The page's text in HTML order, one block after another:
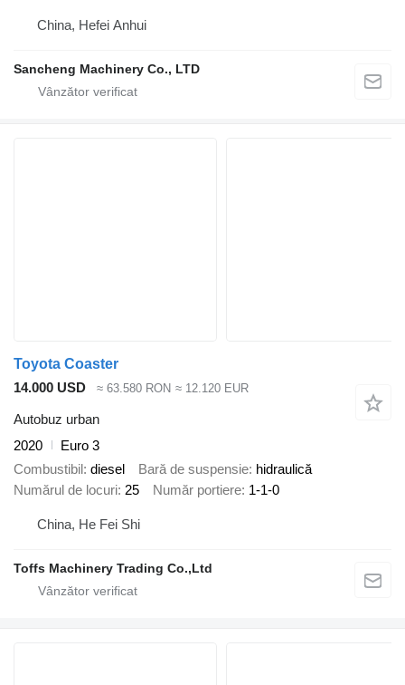
China, Hefei Anhui
Sancheng Machinery Co., LTD
Toyota Coaster
14.000 USD
≈ 63.580 RON ≈ 12.120 EUR
Autobuz urban
2020
Euro 3
Combustibil diesel Bară de suspensie hidraulică
Numărul de locuri 25 Număr portiere 1-1-0
China, He Fei Shi
Toffs Machinery Trading Co.,Ltd